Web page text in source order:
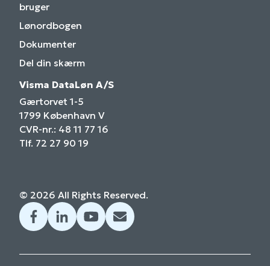
bruger
Lønordbogen
Dokumenter
Del din skærm
Visma DataLøn A/S
Gærtorvet 1-5
1799 København V
CVR-nr.: 48 11 77 16
Tlf. 72 27 90 19
© 2026 All Rights Reserved.